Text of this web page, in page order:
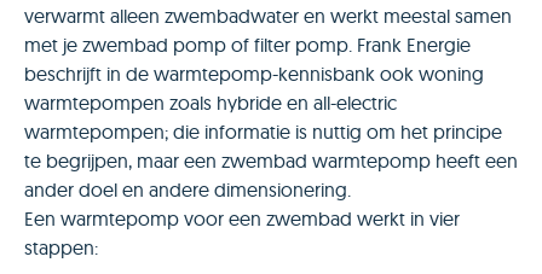
verwarmt alleen zwembadwater en werkt meestal samen
met je zwembad pomp of filter pomp. Frank Energie
beschrijft in de warmtepomp-kennisbank ook woning
warmtepompen zoals hybride en all-electric
warmtepompen; die informatie is nuttig om het principe
te begrijpen, maar een zwembad warmtepomp heeft een
ander doel en andere dimensionering.
Een warmtepomp voor een zwembad werkt in vier
stappen: